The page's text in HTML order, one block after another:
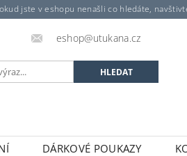
jste v eshopu nenašli co hledáte,
eshop@utukana.cz
DÁRKOVÉ POUKAZY